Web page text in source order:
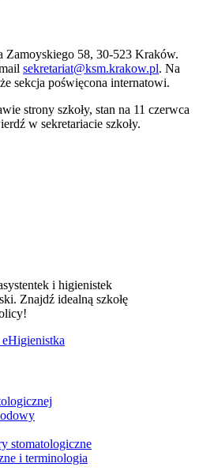
Zamoyskiego 58, 30-523 Kraków.
sekretariat@ksm.krakow.pl. Na
sekcja poświęcona internatowi.
strony szkoły, stan na 11 czerwca
w sekretariacie szkoły.
i higienistek
Znajdź idealną szkołę
stomatologiczne
i terminologia